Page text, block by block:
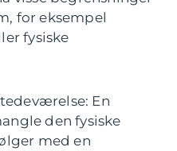
for eksempel
fysiske
En
den fysiske
med en